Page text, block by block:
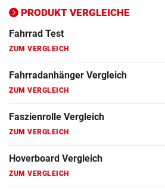
PRODUKT VERGLEICHE
Action-Cam Vergleich
ZUM VERGLEICH
ZUM VERGLEICH
ZUM VERGLEICH
ZUM VERGLEICH